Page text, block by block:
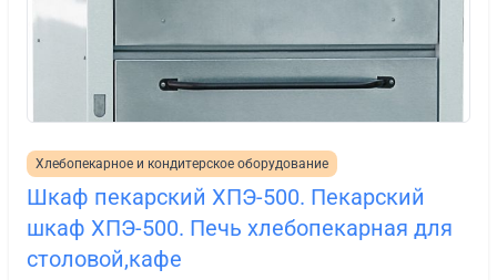
Хлебопекарное и кондитерское оборудование
Шкаф пекарский ХПЭ-500. Пекарский
шкаф ХПЭ-500. Печь хлебопекарная для
столовой,кафе